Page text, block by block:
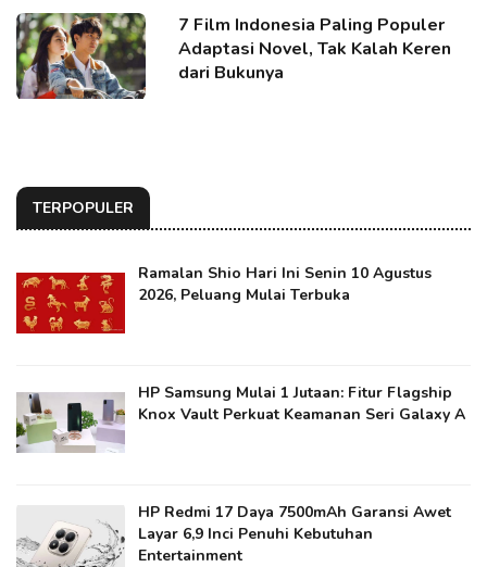
7 Film Indonesia Paling Populer
Adaptasi Novel, Tak Kalah Keren
dari Bukunya
TERPOPULER
Ramalan Shio Hari Ini Senin 10 Agustus
2026, Peluang Mulai Terbuka
HP Samsung Mulai 1 Jutaan: Fitur Flagship
Knox Vault Perkuat Keamanan Seri Galaxy A
HP Redmi 17 Daya 7500mAh Garansi Awet
Layar 6,9 Inci Penuhi Kebutuhan
Entertainment